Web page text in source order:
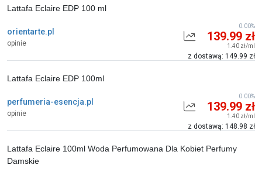
orientarte.pl
opinie
Lattafa Eclaire EDP 100 ml
139.99 zł
1.40 zł/ml
z dostawą: 149.99 zł
0.00%
perfumeria-esencja.pl
opinie
Lattafa Eclaire EDP 100ml
139.99 zł
1.40 zł/ml
z dostawą: 148.98 zł
0.00%
Lattafa Eclaire 100ml Woda Perfumowana Dla Kobiet Perfumy
Damskie